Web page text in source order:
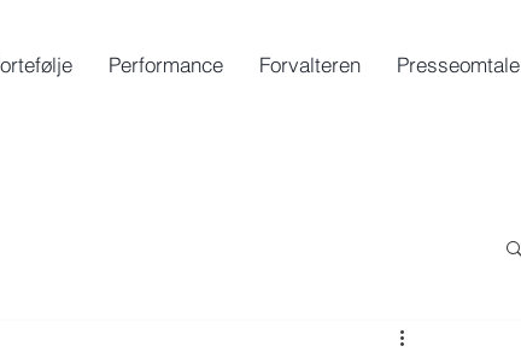
Performance Forvalteren Presseomtale